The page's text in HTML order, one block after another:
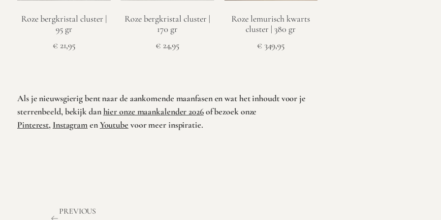
Roze bergkristal cluster |
95 gr
€ 21,95
Roze bergkristal cluster |
170 gr
€ 24,95
Roze lemurisch kwarts
cluster | 380 gr
€ 349,95
Als je nieuwsgierig bent naar de aankomende maanfasen en wat het inhoudt voor je
sterrenbeeld, bekijk danhier onze maankalender 2026of bezoek onze
Pinterest, InstagramenYoutube voor meer inspiratie.
PREVIOUS